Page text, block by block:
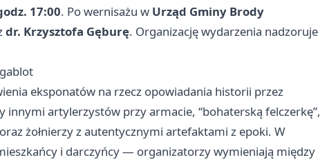
17:00. Po wernisażu w Urząd Gminy Brody
dr. Krzysztofa Gęburę. Organizację wydarzenia nadzoruje
eksponatów na rzecz opowiadania historii przez
innymi artylerzystów przy armacie, “bohaterską felczerkę”,
żołnierzy z autentycznymi artefaktami z epoki. W
i darczyńcy — organizatorzy wymieniają między